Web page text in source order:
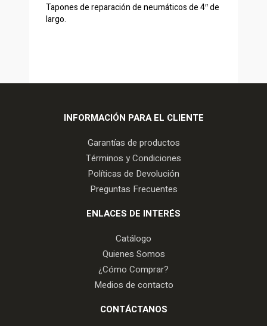
Tapones de reparación de neumáticos de 4″ de
largo.
INFORMACIÓN PARA EL CLIENTE
Garantías de productos
Términos y Condiciones
Políticas de Devolución
Preguntas Frecuentes
ENLACES DE INTERÉS
Catálogo
Quienes Somos
¿Cómo Comprar?
Medios de contacto
CONTÁCTANOS